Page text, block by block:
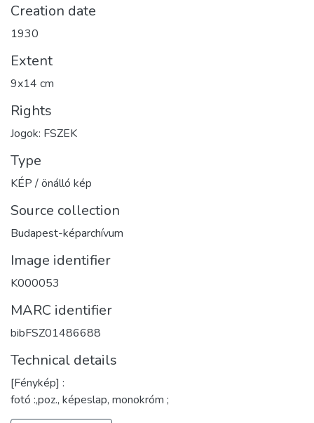
Creation date
1930
Extent
9x14 cm
Rights
Jogok: FSZEK
Type
KÉP / önálló kép
Source collection
Budapest-képarchívum
Image identifier
K000053
MARC identifier
bibFSZ01486688
Technical details
[Fénykép] :
fotó :,poz., képeslap, monokróm ;